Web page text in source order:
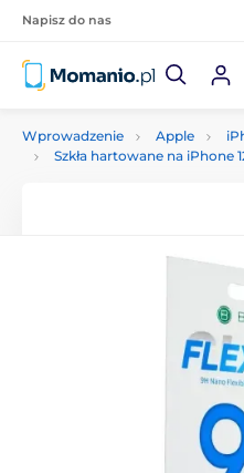
Napisz do nas
Wprowadzenie Apple
Szkła hartowane na iPhone